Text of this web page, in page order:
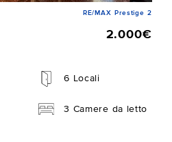
RE/MAX Prestige 2
2.000€
6 Locali
3 Camere da letto